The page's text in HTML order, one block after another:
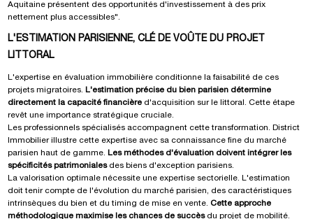
Aquitaine présentent des opportunités d'investissement à des prix
nettement plus accessibles".
L'ESTIMATION PARISIENNE, CLÉ DE VOÛTE DU PROJET
LITTORAL
L'expertise en évaluation immobilière conditionne la faisabilité de ces
projets migratoires. L'estimation précise du bien parisien détermine
directement la capacité financière d'acquisition sur le littoral. Cette étape
revêt une importance stratégique cruciale.
Les professionnels spécialisés accompagnent cette transformation. District
Immobilierillustre cette expertise avec sa connaissance fine du marché
parisien haut de gamme. Les méthodes d'évaluation doivent intégrer les
spécificités patrimonialesdes biens d'exception parisiens.
La valorisation optimale nécessite une expertise sectorielle. L'estimation
doit tenir compte de l'évolution du marché parisien, des caractéristiques
intrinsèques du bien et du timing de mise en vente.Cette approche
méthodologique maximise les chances de succèsdu projet de mobilité.